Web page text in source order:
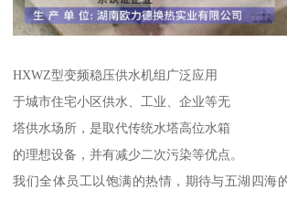
HXWZ型变频稳压供水机组广泛应用
于城市住宅小区供水、工业、企业等无
塔供水场所，是取代传统水塔高位水箱
的理想设备，并有减少二次污染等优点。
我们全体员工以饱满的热情，期待与五湖四海